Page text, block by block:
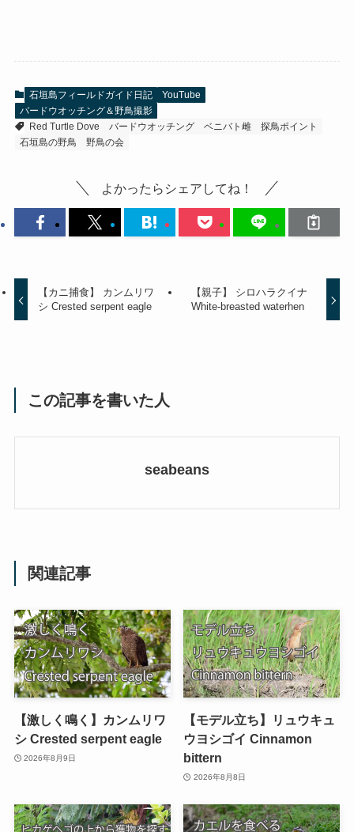
石垣島フィールドガイド日記
YouTube
バードウオッチング＆野鳥撮影
Red Turtle Dove
バードウオッチング ベニバト雌
探鳥ポイント
石垣島の野鳥
野鳥の会
よかったらシェアしてね！
【カニ捕食】 カンムリワ
シ Crested serpent eagle
【親子】 シロハラクイナ
White-breasted waterhen
この記事を書いた人
seabeans
関連記事
【激しく鳴く】カンムリワ
シ Crested serpent eagle
2026年8月9日
【モデル立ち】リュウキュ
ウヨシゴイ Cinnamon
bittern
2026年8月8日